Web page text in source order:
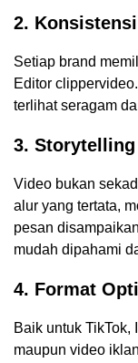
2.
Setiap brand
Editor
terlihat seragam
3.
Video bukan
alur yang tertata,
pesan
mudah dipahami
4. Format
Baik untuk TikTok,
maupun video